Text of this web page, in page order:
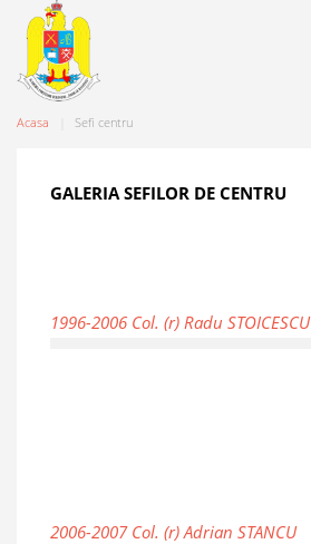
Acasa Sefi centru
GALERIA SEFILOR DE CENTRU
1996-2006 Col. (r) Radu STOICESCU
2006-2007 Col. (r) Adrian STANCU